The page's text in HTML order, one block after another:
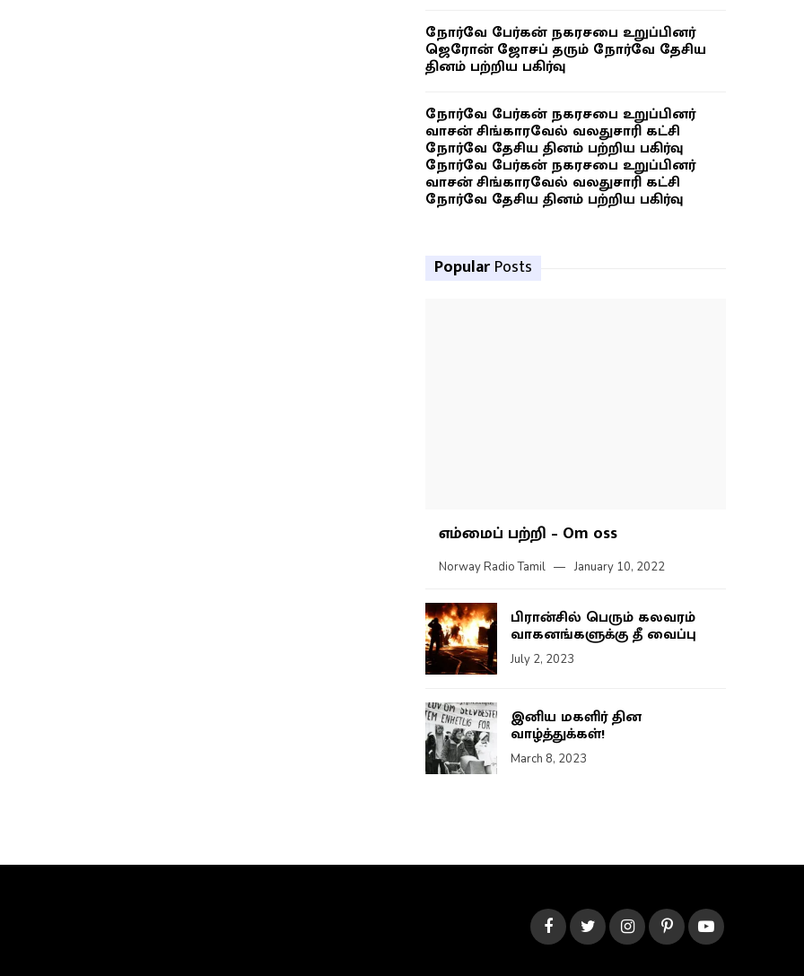
நோர்வே பேர்கன் நகரசபை உறுப்பினர்
ஜெரோன் ஜோசப் தரும் நோர்வே தேசிய
தினம் பற்றிய பகிர்வு
நோர்வே பேர்கன் நகரசபை உறுப்பினர்
வாசன் சிங்காரவேல் வலதுசாரி கட்சி
நோர்வே தேசிய தினம் பற்றிய பகிர்வு
நோர்வே பேர்கன் நகரசபை உறுப்பினர்
வாசன் சிங்காரவேல் வலதுசாரி கட்சி
நோர்வே தேசிய தினம் பற்றிய பகிர்வு
Popular Posts
எம்மைப் பற்றி – Om oss
Norway Radio Tamil January 10, 2022
பிரான்சில் பெரும் கலவரம்
வாகனங்களுக்கு தீ வைப்பு
July 2, 2023
இனிய மகளிர் தின
வாழ்த்துக்கள்!
March 8, 2023